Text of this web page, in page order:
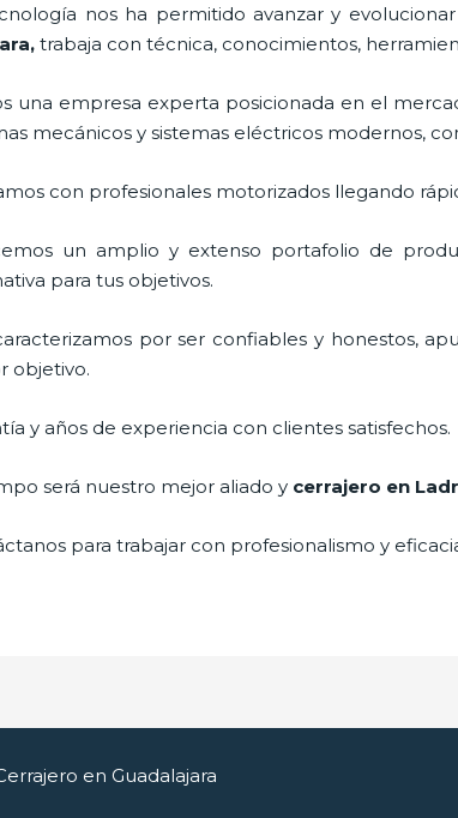
nos ha permitido avanzar y
,trabaja con técnica, conocimientos,
una empresa experta posicionada en el
mecánicos y sistemas eléctricos modernos,
con profesionales motorizados llegando
un amplio y extenso portafolio de
para tus objetivos.
por ser confiables y honestos,
objetivo.
y años de experiencia con clientes satisfechos.
será nuestro mejor aliado y cerrajero en
para trabajar con profesionalismo y
en Guadalajara